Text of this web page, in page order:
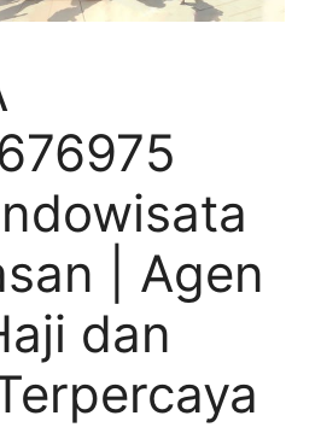
| Agen
dan